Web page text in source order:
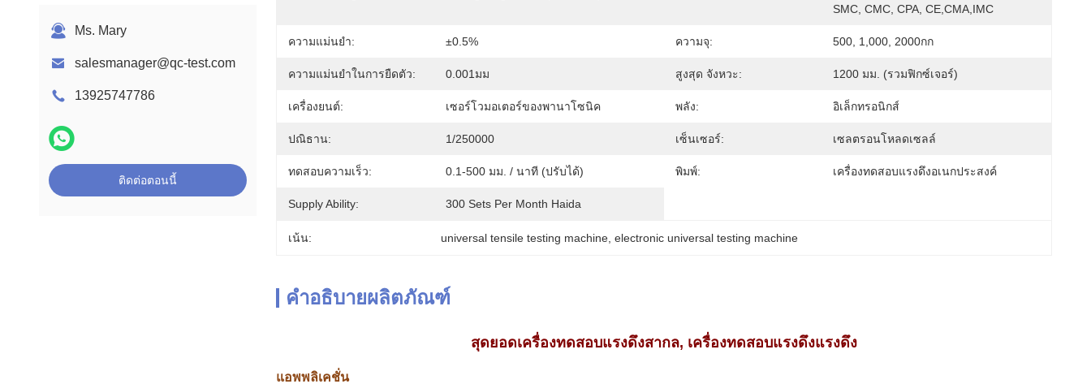
Ms. Mary
salesmanager@qc-test.com
13925747786
ติดต่อตอนนี้
SMC, CMC, CPA, CE,CMA,IMC
ความแม่นยำ: ±0.5% ความจุ: 500, 1,000, 2000กก
ความแม่นยำในการยืดตัว: 0.001มม สูงสุด จังหวะ: 1200 มม. (รวมฟิกซ์เจอร์)
เครื่องยนต์: เซอร์โวมอเตอร์ของพานาโซนิค พลัง: อิเล็กทรอนิกส์
ปณิธาน: 1/250000 เซ็นเซอร์: เซลตรอนโหลดเซลล์
ทดสอบความเร็ว: 0.1-500 มม. / นาที (ปรับได้) พิมพ์: เครื่องทดสอบแรงดึงอเนกประสงค์
Supply Ability: 300 Sets Per Month Haida
เน้น: universal tensile testing machine , electronic universal testing machine
คำอธิบายผลิตภัณฑ์
สุดยอดเครื่องทดสอบแรงดึงสากล, เครื่องทดสอบแรงดึงแรงดึง
แอพพลิเคชั่น